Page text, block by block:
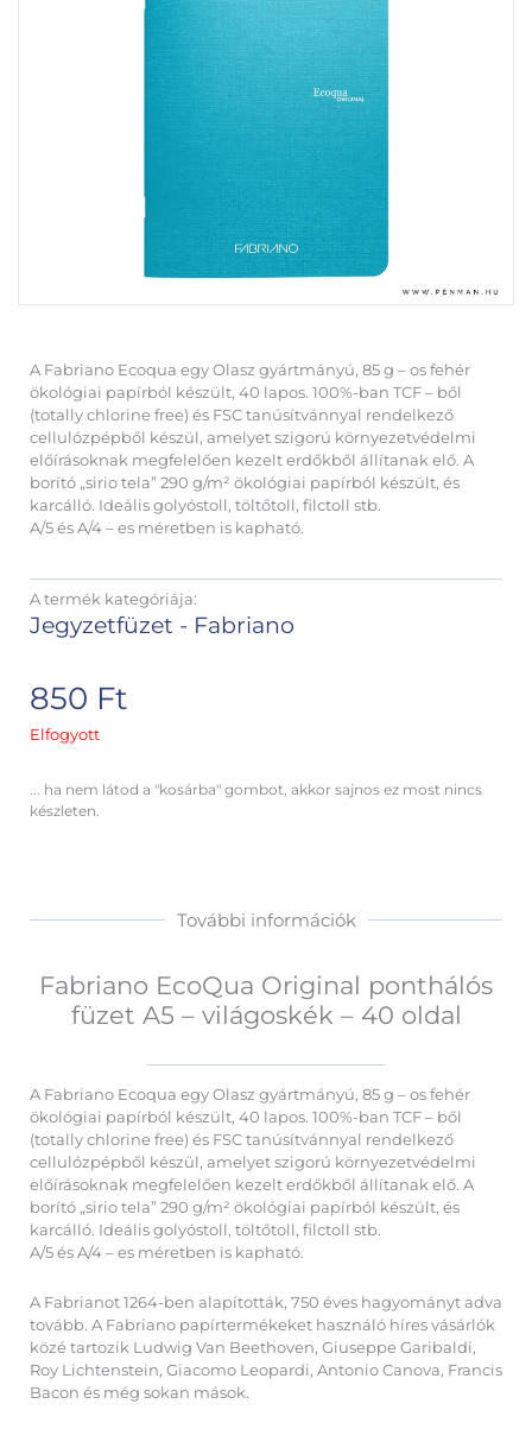
A Fabriano Ecoqua egy Olasz gyártmányú, 85 g – os fehér
ökológiai papírból készült, 40 lapos. 100%-ban TCF – ből
(totally chlorine free) és FSC tanúsítvánnyal rendelkező
cellulózpépből készül, amelyet szigorú környezetvédelmi
előírásoknak megfelelően kezelt erdőkből állítanak elő. A
borító „sirio tela” 290 g/m² ökológiai papírból készült, és
karcálló. Ideális golyóstoll, töltőtoll, filctoll stb.
A/5 és A/4 – es méretben is kapható.
A termék kategóriája:
Jegyzetfüzet - Fabriano
850 Ft
Elfogyott
... ha nem látod a "kosárba" gombot, akkor sajnos ez most nincs
készleten.
További információk
Fabriano EcoQua Original ponthálós
füzet A5 – világoskék – 40 oldal
A Fabriano Ecoqua egy Olasz gyártmányú, 85 g – os fehér
ökológiai papírból készült, 40 lapos. 100%-ban TCF – ből
(totally chlorine free) és FSC tanúsítvánnyal rendelkező
cellulózpépből készül, amelyet szigorú környezetvédelmi
előírásoknak megfelelően kezelt erdőkből állítanak elő. A
borító „sirio tela” 290 g/m² ökológiai papírból készült, és
karcálló. Ideális golyóstoll, töltőtoll, filctoll stb.
A/5 és A/4 – es méretben is kapható.
A Fabrianot 1264-ben alapították, 750 éves hagyományt adva
tovább. A Fabriano papírtermékeket használó híres vásárlók
közé tartozik Ludwig Van Beethoven, Giuseppe Garibaldi,
Roy Lichtenstein, Giacomo Leopardi, Antonio Canova, Francis
Bacon és még sokan mások.